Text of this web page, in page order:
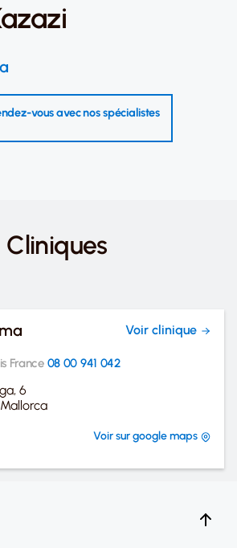
vous avec nos spécialistes
Cliniques
Voir clinique
France 08 00 941 042
6
Voir sur google maps